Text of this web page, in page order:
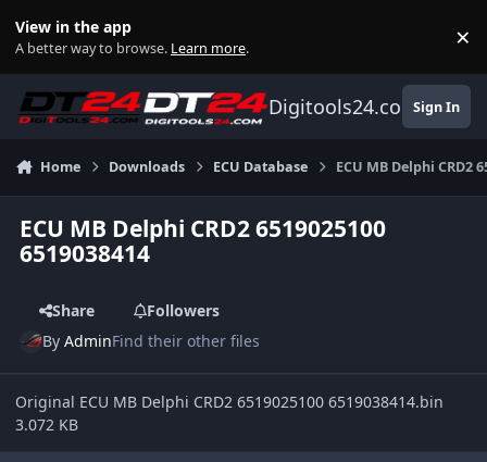
View in the app
A better way to browse. Learn more. ×
Digitools24.comSign In
Home Downloads ECU Database ECU MB Delphi CRD2
ECU MB Delphi CRD2 6519025100
6519038414
Share
Followers
ByAdminFind their other files
Original ECU MB Delphi CRD2 6519025100 6519038414.bin
3.072 KB